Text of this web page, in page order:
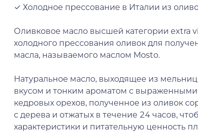
✓ Холодное прессование в Италии из
Оливковое масло высшей категории extra
холодного прессования оливок для
масла, называемого маслом Mosto.
Натуральное масло, выходящее из
вкусом и тонким ароматом с
кедровых орехов, полученное из оливок
с дерева и отжатых в течение 24 часов,
характеристики и питательную ценность